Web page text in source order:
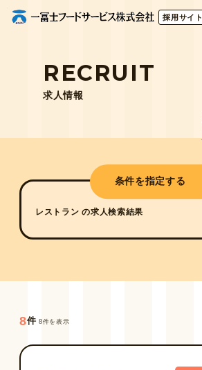
採用サイト
RECRUIT
求人情報
条件を指定する
レストラン の求人検索結果
8件 8件を表示